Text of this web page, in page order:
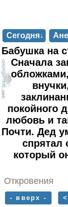
Сегодня↓
Бабушка на
Сначала
покойного
любовь и
Почти. Дед
спрятал
который
Откровения
- вверх -